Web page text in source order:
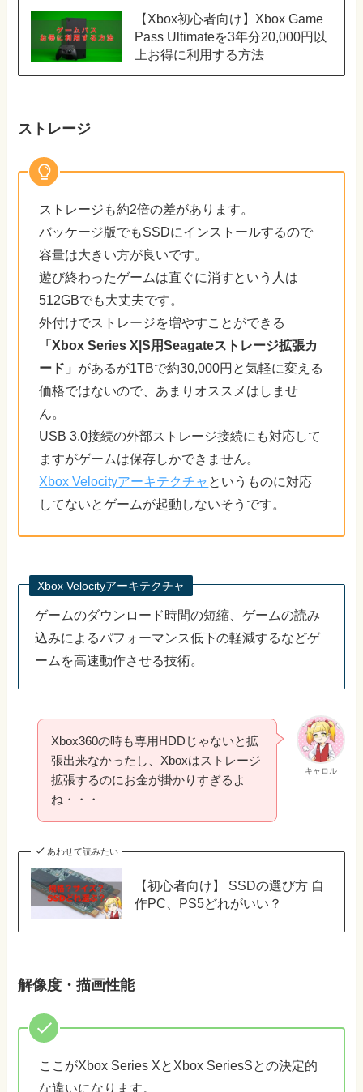
【Xbox初心者向け】Xbox Game
Pass Ultimateを3年分20,000円以
上お得に利用する方法
ストレージ
ストレージも約2倍の差があります。
バッケージ版でもSSDにインストールするので
容量は大きい方が良いです。
遊び終わったゲームは直ぐに消すという人は
512GBでも大丈夫です。
外付けでストレージを増やすことができる
「Xbox Series X|S用Seagateストレージ拡張カ
ード」 があるが1TBで約30,000円と気軽に変える
価格ではないので、あまりオススメはしませ
ん。
USB 3.0接続の外部ストレージ接続にも対応して
ますがゲームは保存しかできません。
Xbox Velocityアーキテクチャ というものに対応
してないとゲームが起動しないそうです。
Xbox Velocityアーキテクチャ
ゲームのダウンロード時間の短縮、ゲームの読み
込みによるパフォーマンス低下の軽減するなどゲ
ームを高速動作させる技術。
キャロル
Xbox360の時も専用HDDじゃないと拡
張出来なかったし、Xboxはストレージ
拡張するのにお金が掛かりすぎるよ
ね・・・
あわせて読みたい
【初心者向け】 SSDの選び方 自
作PC、PS5どれがいい？
解像度・描画性能
ここがXbox Series XとXbox SeriesSとの決定的
な違いになります。